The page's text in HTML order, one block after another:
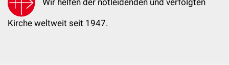
Kirche weltweit seit 1947.